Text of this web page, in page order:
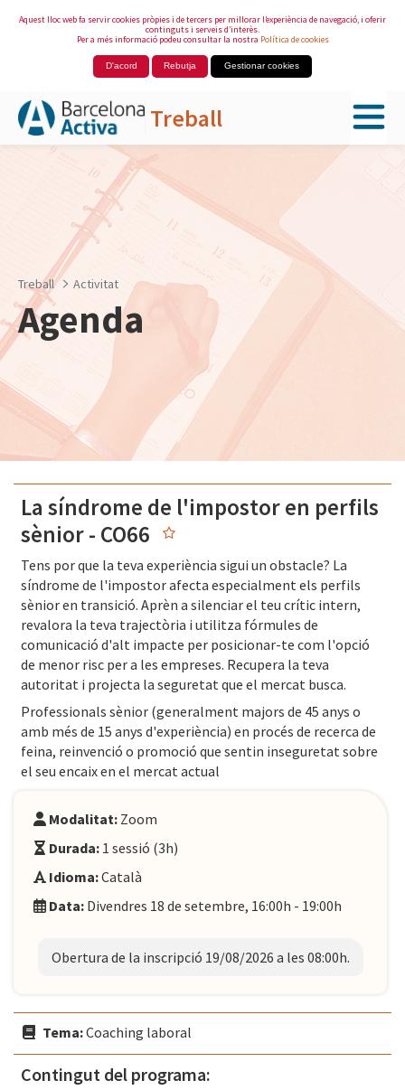
Aquest lloc web fa servir cookies pròpies i de tercers per millorar l’experiència de navegació, i oferir
continguts i serveis d’interès.
Per a més informació podeu consultar la nostra Política de cookies
D'acord Rebutja Gestionar cookies
Treball
Salta al contingut principal
Treball Activitat
Agenda
La síndrome de l'impostor en perfils
sènior - CO66
Tens por que la teva experiència sigui un obstacle? La
síndrome de l'impostor afecta especialment els perfils
sènior en transició. Aprèn a silenciar el teu crític intern,
revalora la teva trajectòria i utilitza fórmules de
comunicació d'alt impacte per posicionar-te com l'opció
de menor risc per a les empreses. Recupera la teva
autoritat i projecta la seguretat que el mercat busca.
Professionals sènior (generalment majors de 45 anys o
amb més de 15 anys d'experiència) en procés de recerca de
feina, reinvenció o promoció que sentin inseguretat sobre
el seu encaix en el mercat actual
Modalitat: Zoom
Durada: 1 sessió (3h)
Idioma:Català
Data: Divendres 18 de setembre, 16:00h - 19:00h
Obertura de la inscripció 19/08/2026 a les 08:00h.
Tema:Coaching laboral
Contingut del programa: